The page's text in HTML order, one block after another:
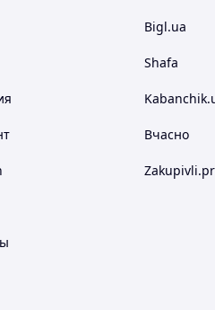
Bigl.ua
Shafa
Вчасно